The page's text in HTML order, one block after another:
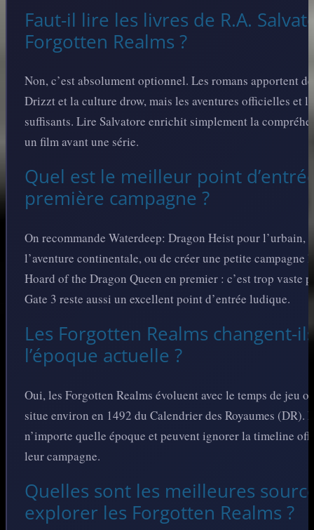
Faut-il lire les livres de R.A.
Forgotten Realms ?
Non, c’est absolument optionnel. Les romans apportent
Drizzt et la culture drow, mais les aventures officielles et
suffisants. Lire Salvatore enrichit simplement la
un film avant une série.
Quel est le meilleur point
première campagne ?
On recommande Waterdeep: Dragon Heist pour l’urbain,
l’aventure continentale, ou de créer une petite campagne
Hoard of the Dragon Queen en premier : c’est trop vaste
Gate 3 reste aussi un excellent point d’entrée ludique.
Les Forgotten Realms changent-
l’époque actuelle ?
Oui, les Forgotten Realms évoluent avec le temps de jeu
situe environ en 1492 du Calendrier des Royaumes (DR).
n’importe quelle époque et peuvent ignorer la timeline
leur campagne.
Quelles sont les meilleures
explorer les Forgotten Realms ?